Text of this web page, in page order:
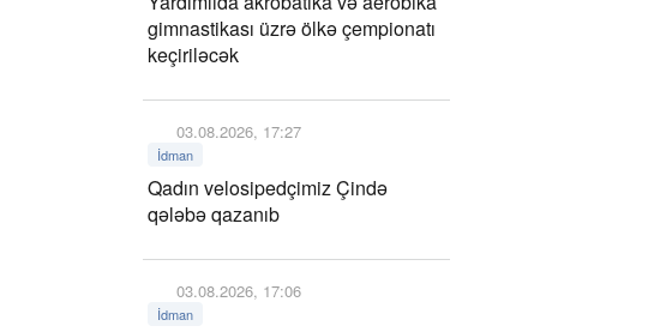
gimnastikası üzrə ölkə çempionatı
keçiriləcək
03.08.2026, 17:27
İdman
Qadın velosipedçimiz Çində
qələbə qazanıb
03.08.2026, 17:06
İdman